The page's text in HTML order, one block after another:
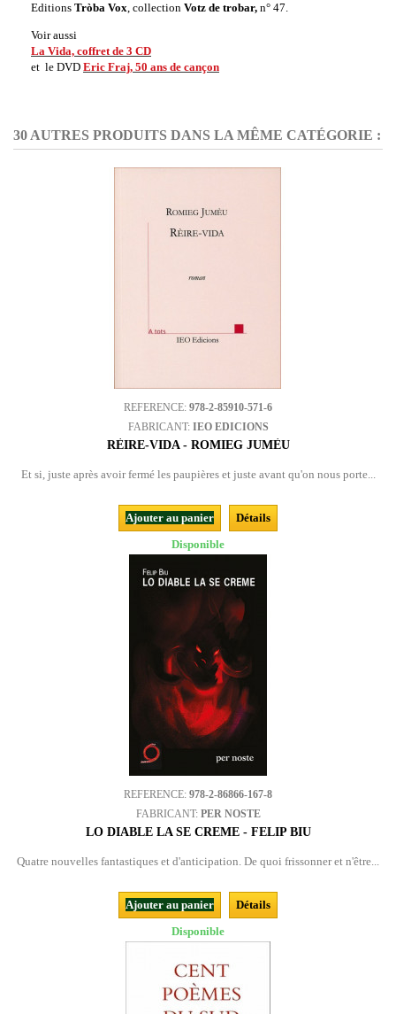
Editions Tròba Vox, collection Votz de trobar, n° 47.
Voir aussi
La Vida, coffret de 3 CD
et le DVD Eric Fraj, 50 ans de cançon
30 AUTRES PRODUITS DANS LA MÊME CATÉGORIE :
REFERENCE: 978-2-85910-571-6
FABRICANT: IEO EDICIONS
RÈIRE-VIDA - ROMIEG JUMÈU
Et si, juste après avoir fermé les paupières et juste avant qu'on nous porte...
Ajouter au panier
Détails
Disponible
REFERENCE: 978-2-86866-167-8
FABRICANT: PER NOSTE
LO DIABLE LA SE CREME - FELIP BIU
Quatre nouvelles fantastiques et d'anticipation. De quoi frissonner et n'être...
Ajouter au panier
Détails
Disponible